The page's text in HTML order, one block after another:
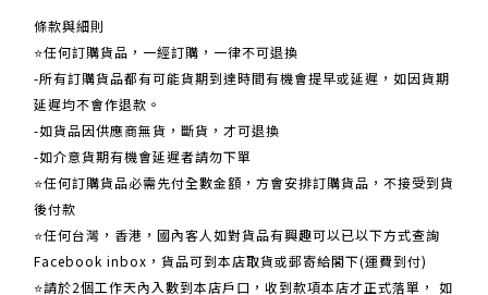
條款與細則
⭐任何訂購貨品，一經訂購，一律不可退換
-所有訂購貨品都有可能貨期到達時間有機會提早或延遲，如因貨期
延遲均不會作退款。
-如貨品因供應商無貨，斷貨，才可退換
-如介意貨期有機會延遲者請勿下單
⭐任何訂購貨品必需先付全數金額，方會安排訂購貨品，不接受到貨
後付款
⭐任何台灣，香港，國內客人如對貨品有興趣可以已以下方式查詢
Facebook inbox，貨品可到本店取貨或郵寄給閣下(運費到付)
​​⭐請於2個工作天內入數到本店戶口，收到款項本店才正式落單， 如